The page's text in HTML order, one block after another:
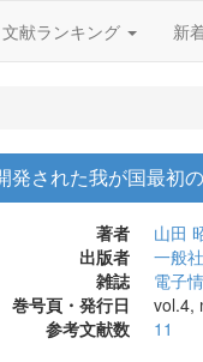
文献ランキング 新
発された我が国最初
著者
山田
出版者
一般
雑誌
電子
巻号頁・発行日
vol.4,
参考文献数
11